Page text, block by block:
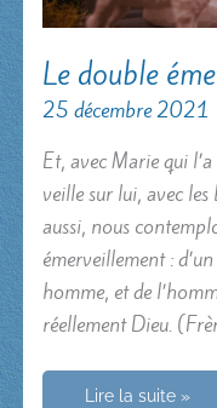
Le double
25 décembre 2021
Et, avec Marie qui
veille sur lui, avec
aussi, nous
émerveillement :
homme, et de
réellement Dieu.
Le
Lire la suite »